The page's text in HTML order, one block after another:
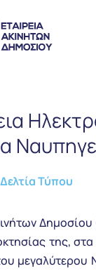
Δελτία Τύπου
της,